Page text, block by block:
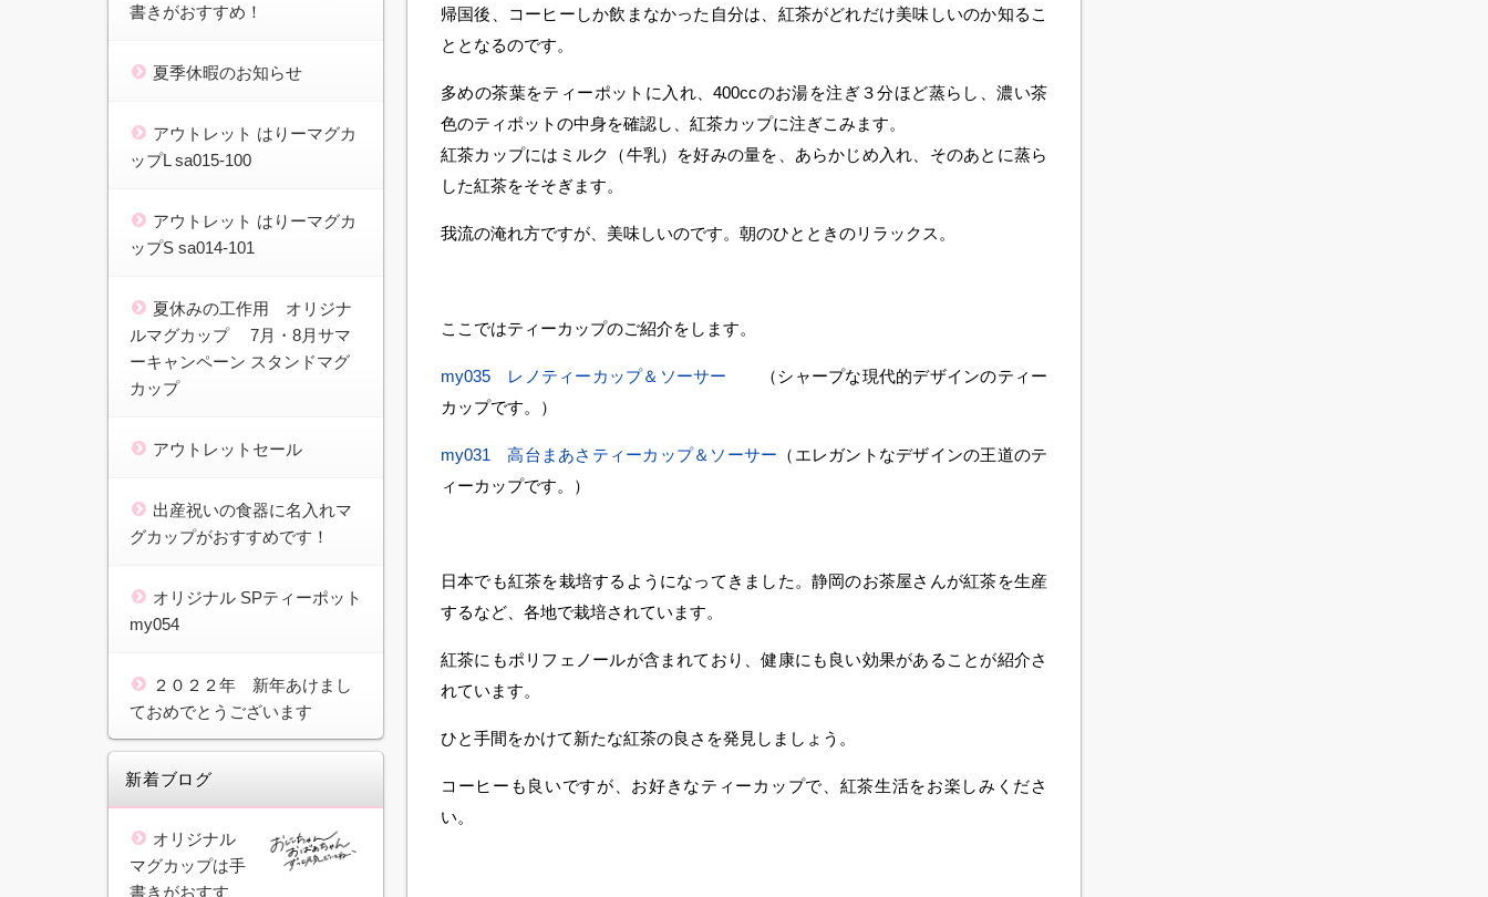
帰国後、コーヒーしか飲まなかった自分は、紅茶がどれだけ美味しいのか知るこ
ととなるのです。
多めの茶葉をティーポットに入れ、400ccのお湯を注ぎ３分ほど蒸らし、濃い茶
色のティポットの中身を確認し、紅茶カップに注ぎこみます。
紅茶カップにはミルク（牛乳）を好みの量を、あらかじめ入れ、そのあとに蒸ら
した紅茶をそそぎます。
我流の淹れ方ですが、美味しいのです。朝のひとときのリラックス。
ここではティーカップのご紹介をします。
my035 レノティーカップ＆ソーサー （シャープな現代的デザインのティー
カップです。）
my031 高台まあさティーカップ＆ソーサー （エレガントなデザインの王道のテ
ィーカップです。）
日本でも紅茶を栽培するようになってきました。静岡のお茶屋さんが紅茶を生産
するなど、各地で栽培されています。
紅茶にもポリフェノールが含まれており、健康にも良い効果があることが紹介さ
れています。
ひと手間をかけて新たな紅茶の良さを発見しましょう。
コーヒーも良いですが、お好きなティーカップで、紅茶生活をお楽しみくださ
い。
書きがおすすめ！
夏季休暇のお知らせ
アウトレット はりーマグカ
ップL sa015-100
アウトレット はりーマグカ
ップS sa014-101
夏休みの工作用 オリジナ
ルマグカップ 7月・8月サマ
ーキャンペーン スタンドマグ
カップ
アウトレットセール
出産祝いの食器に名入れマ
グカップがおすすめです！
オリジナル SPティーポット
my054
２０２２年 新年あけまし
ておめでとうございます
新着ブログ
オリジナル
マグカップは手
書きがおすす